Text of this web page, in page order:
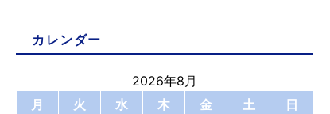
カレンダー
2026年8月
月
火 水 木 金 土
日